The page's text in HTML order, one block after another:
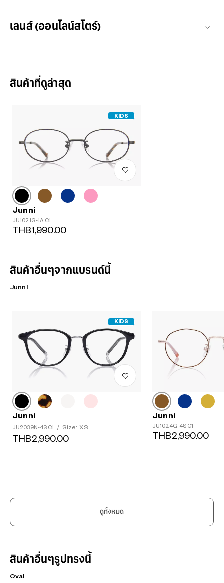
เลนส์ (ออนไลน์สโตร์)
สินค้าที่ดูล่าสุด
KIDS
Junni
JU1021G-1A C1
THB1,990.00
สินค้าอื่นๆจากแบรนด์นี้
Junni
KIDS
Junni
JU2039N-4S C1 / Size: XS
THB2,990.00
Junni
JU1024G-4S C1
THB2,990.00
ดูทั้งหมด
สินค้าอื่นๆรูปทรงนี้
Oval